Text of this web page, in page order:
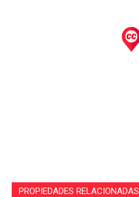
PROPIEDADES RELACIONADAS